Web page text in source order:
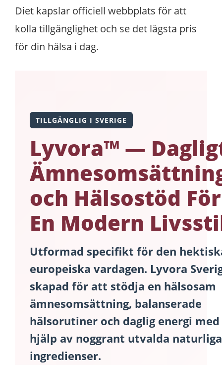
Diet kapslar officiell webbplats för att
kolla tillgänglighet och se det lägsta pris
för din hälsa i dag.
TILLGÄNGLIG I SVERIGE
Lyvora™ —
och Hälsostöd För
En Modern
Utformad specifikt för den
europeiska vardagen. Lyvora
skapad för att stödja en hälsosam
ämnesomsättning, balanserade
hälsorutiner och daglig energi med
hjälp av noggrant utvalda naturliga
ingredienser.